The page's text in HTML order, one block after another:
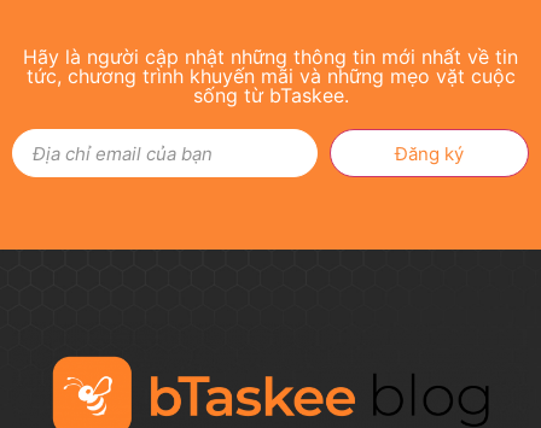
Hãy là người cập nhật những thông tin mới nhất về tin
tức, chương trình khuyến mãi và những mẹo vặt cuộc
sống từ bTaskee.
Đăng ký